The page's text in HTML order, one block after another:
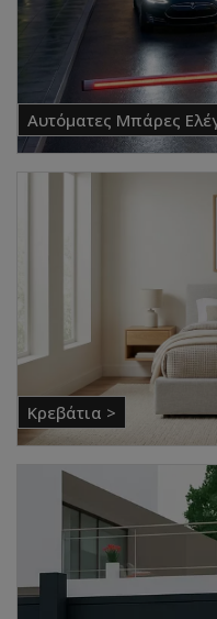
Αυτόματες Μπάρες
Κρεβάτια >